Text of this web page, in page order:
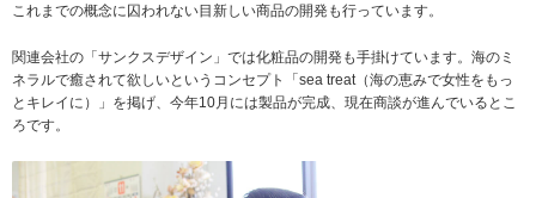
これまでの概念に囚われない目新しい商品の開発も行っています。
関連会社の「サンクスデザイン」では化粧品の開発も手掛けています。海のミ
ネラルで癒されて欲しいというコンセプト「sea treat（海の恵みで女性をもっ
とキレイに）」を掲げ、今年10月には製品が完成、現在商談が進んでいるとこ
ろです。